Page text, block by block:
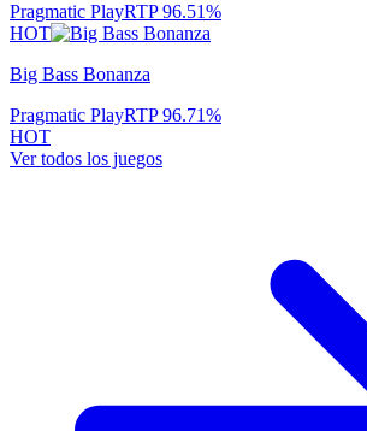
Pragmatic PlayRTP96.51%
HOT
Big Bass Bonanza
Pragmatic PlayRTP96.71%
HOT
Ver todos los juegos